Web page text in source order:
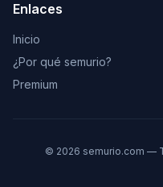
Enlaces
Inicio
¿Por qué semurio?
Premium
© 2026 semurio.com —